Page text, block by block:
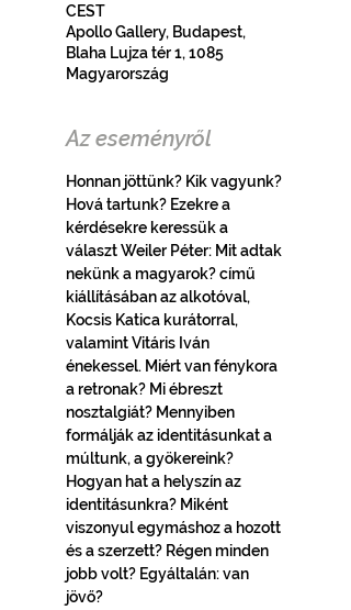
CEST
Apollo Gallery, Budapest,
Blaha Lujza tér 1, 1085
Magyarország
Az eseményről
Honnan jöttünk? Kik vagyunk?
Hová tartunk? Ezekre a
kérdésekre keressük a
választ Weiler Péter: Mit adtak
nekünk a magyarok? című
kiállításában az alkotóval,
Kocsis Katica kurátorral,
valamint Vitáris Iván
énekessel. Miért van fénykora
a retronak? Mi ébreszt
nosztalgiát? Mennyiben
formálják az identitásunkat a
múltunk, a gyökereink?
Hogyan hat a helyszín az
identitásunkra? Miként
viszonyul egymáshoz a hozott
és a szerzett? Régen minden
jobb volt? Egyáltalán: van
jövő?